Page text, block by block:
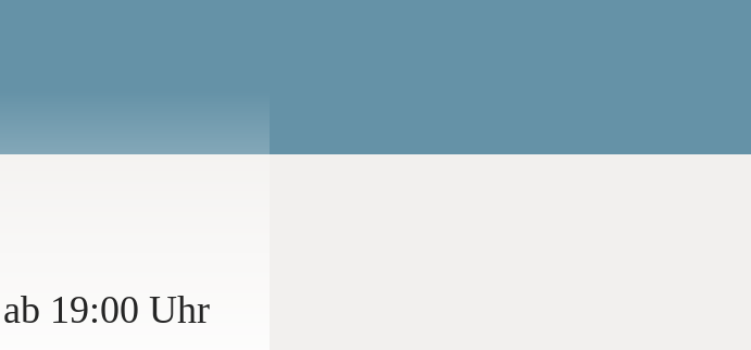
19:00 Uhr